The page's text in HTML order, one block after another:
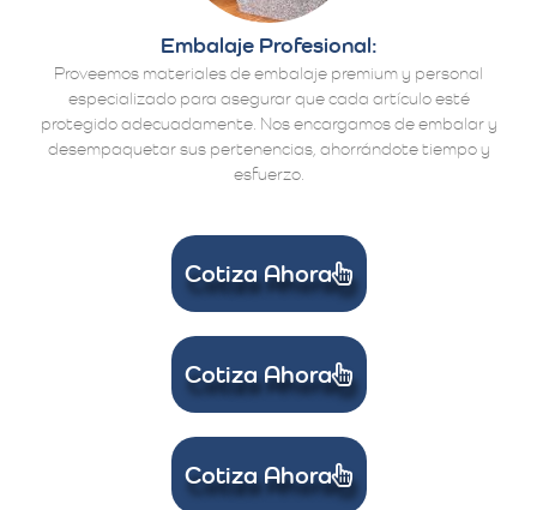
Embalaje Profesional:
Proveemos materiales de embalaje premium y personal
especializado para asegurar que cada artículo esté
protegido adecuadamente. Nos encargamos de embalar y
desempaquetar sus pertenencias, ahorrándote tiempo y
esfuerzo.
Cotiza Ahora
Cotiza Ahora
Cotiza Ahora